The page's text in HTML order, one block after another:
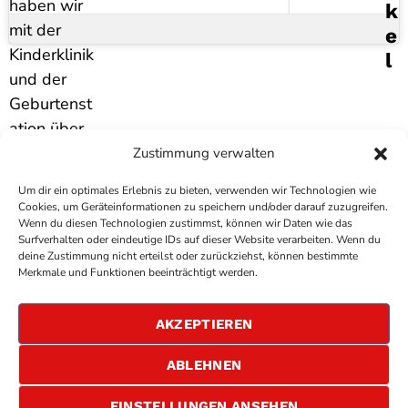
Zustimmung verwalten
Um dir ein optimales Erlebnis zu bieten, verwenden wir Technologien wie
Cookies, um Geräteinformationen zu speichern und/oder darauf zuzugreifen.
Wenn du diesen Technologien zustimmst, können wir Daten wie das
Surfverhalten oder eindeutige IDs auf dieser Website verarbeiten. Wenn du
deine Zustimmung nicht erteilst oder zurückziehst, können bestimmte
Merkmale und Funktionen beeinträchtigt werden.
AKZEPTIEREN
ABLEHNEN
haben wir
mit der
Kinderklinik
und der
Geburtenst
ation über
K
E
L
COPYRIGHTANTENNE BAD KREUZNACH
DATENSCHUTZERKLÄRUNG
ALLGEMEINE GESCHÄFTSBEDINGUNGEN